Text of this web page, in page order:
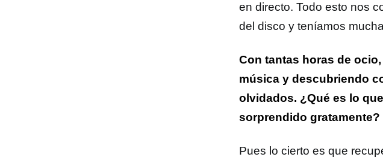
en directo. Todo esto nos
del disco y teníamos
Con tantas horas de
música y descubriendo
olvidados. ¿Qué es lo
sorprendido gratamente?
Pues lo cierto es que